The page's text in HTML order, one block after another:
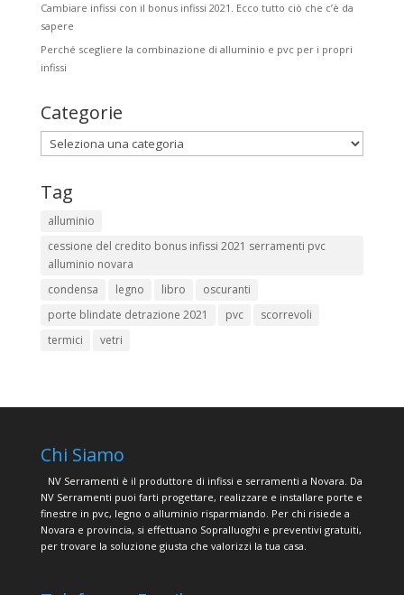
Cambiare infissi con il bonus infissi 2021. Ecco tutto ciò che c’è da
sapere
Perché scegliere la combinazione di alluminio e pvc per i propri
infissi
Categorie
Categorie
Tag
alluminio
cessione del credito bonus infissi 2021 serramenti pvc
alluminio novara
condensa
legno libro
oscuranti
porte blindate detrazione 2021
pvc
scorrevoli
termici
vetri
Chi Siamo
NV Serramenti è il produttore di infissi e serramenti a Novara. Da
NV Serramenti puoi farti progettare, realizzare e installare porte e
finestre in pvc, legno o alluminio risparmiando. Per chi risiede a
Novara e provincia, si effettuano Sopralluoghi e preventivi gratuiti,
per trovare la soluzione giusta che valorizzi la tua casa.